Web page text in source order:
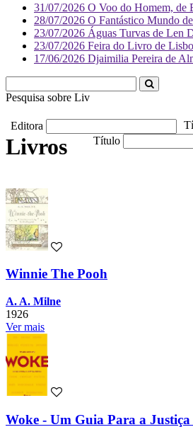
31/07/2026 O Voo do Homem, de
28/07/2026 O Fantástico Mundo
23/07/2026 Águas Turvas de Len
23/07/2026 Feira do Livro de
17/06/2026 Djaimilia Pereira de
Pesquisa sobre Literatura
Editora
Título
Livros
Winnie The Pooh
A. A. Milne
1926
Ver mais
Woke - Um Guia Para a Justiça